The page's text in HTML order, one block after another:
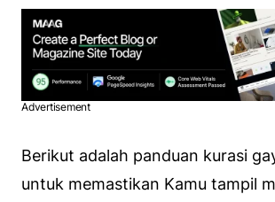
Advertisement
Berikut adalah panduan kurasi
untuk memastikan Kamu tampil